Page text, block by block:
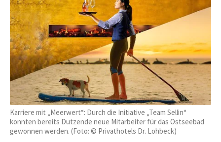
Karriere mit „Meerwert“: Durch die Initiative „Team Sellin“
konnten bereits Dutzende neue Mitarbeiter für das Ostseebad
gewonnen werden. (Foto: © Privathotels Dr. Lohbeck)